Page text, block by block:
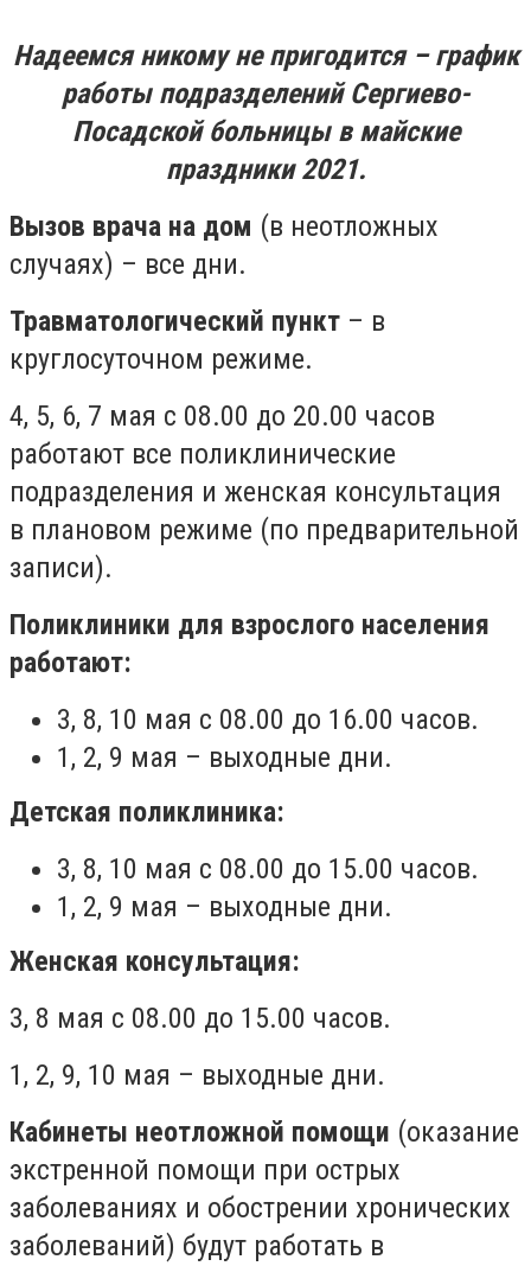
Надеемся никому не пригодится – график
работы подразделений Сергиево-
Посадской больницы в майские
праздники 2021.
Вызов врача на дом (в неотложных
случаях) – все дни.
Травматологический пункт – в
круглосуточном режиме.
4, 5, 6, 7 мая с 08.00 до 20.00 часов
работают все поликлинические
подразделения и женская консультация
в плановом режиме (по предварительной
записи).
Поликлиники для взрослого населения
работают:
3, 8, 10 мая с 08.00 до 16.00 часов.
1, 2, 9 мая – выходные дни.
Детская поликлиника:
3, 8, 10 мая с 08.00 до 15.00 часов.
1, 2, 9 мая – выходные дни.
Женская консультация:
3, 8 мая с 08.00 до 15.00 часов.
1, 2, 9, 10 мая – выходные дни.
Кабинеты неотложной помощи (оказание
экстренной помощи при острых
заболеваниях и обострении хронических
заболеваний) будут работать в